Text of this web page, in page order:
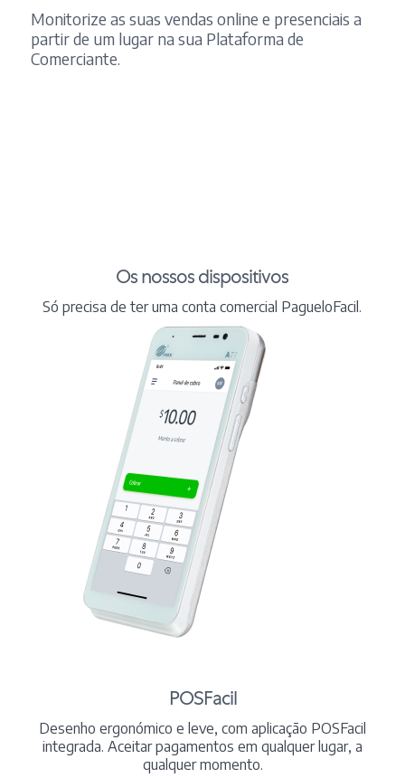
Monitorize as suas vendas online e presenciais a
partir de um lugar na sua Plataforma de
Comerciante.
Os nossos dispositivos
Só precisa de ter uma conta comercial PagueloFacil.
POSFacil
Desenho ergonómico e leve, com aplicação POSFacil
integrada. Aceitar pagamentos em qualquer lugar, a
qualquer momento.